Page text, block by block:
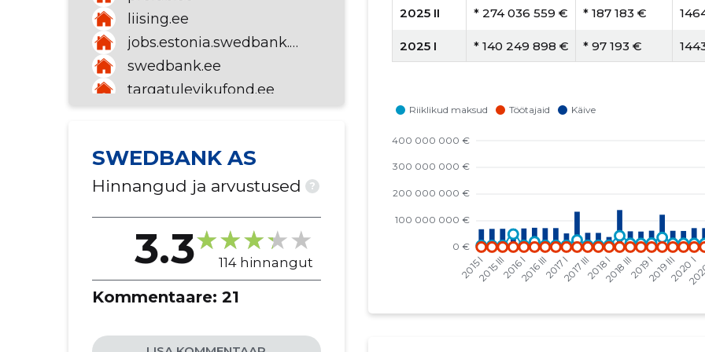
liising.ee
jobs.estonia.swedbank.com
swedbank.ee
targatulevikufond.ee
swedbank.ee/private
SWEDBANK AS
Hinnangud ja arvustused ?
3.3 114 hinnangut
Kommentaare: 21
2025 II * 274 036 559 € * 187 183 €
2025 I * 140 249 898 € * 97 193 €
2024 III * 389 931 159 € * 283 793 €
2024 II
* 29 580 €
* 40 428 721 € * 28 836 €
* 44 313 406 € * 31 097 € 1425
2023 I * 30 019 962 € * 21 458 €